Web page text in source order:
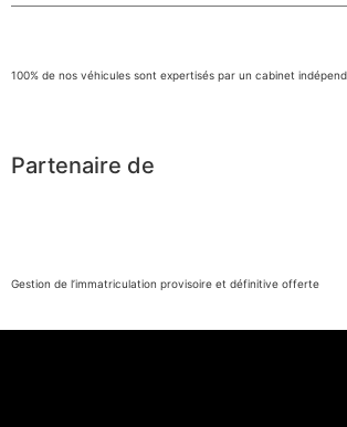
100% de nos véhicules sont expertisés par un cabinet
Partenaire de
Gestion de l’immatriculation provisoire et définitive offerte